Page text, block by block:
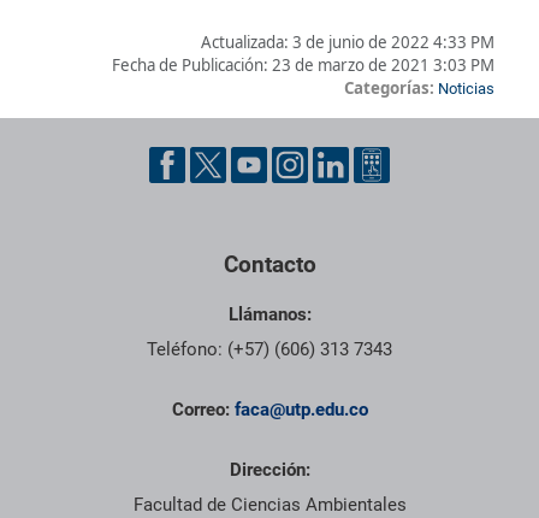
Actualizada: 3 de junio de 2022 4:33 PM
Fecha de Publicación: 23 de marzo de 2021 3:03 PM
Categorías: Noticias
Pie de página con información de contacto, redes sociales y
Contacto
Llámanos:
Teléfono: (+57) (606) 313 7343
Correo: faca@utp.edu.co
Dirección:
Facultad de Ciencias Ambientales